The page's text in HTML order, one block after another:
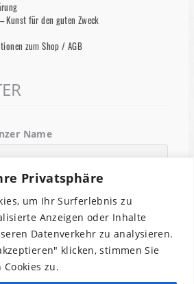
Privatsphäre
um Ihr Surferlebnis zu
Anzeigen oder Inhalte
Datenverkehr zu analysieren.
klicken, stimmen Sie
zu.
Kunst für den guten Zweck
zum Shop / AGB
Name
akzeptierst Du unsere